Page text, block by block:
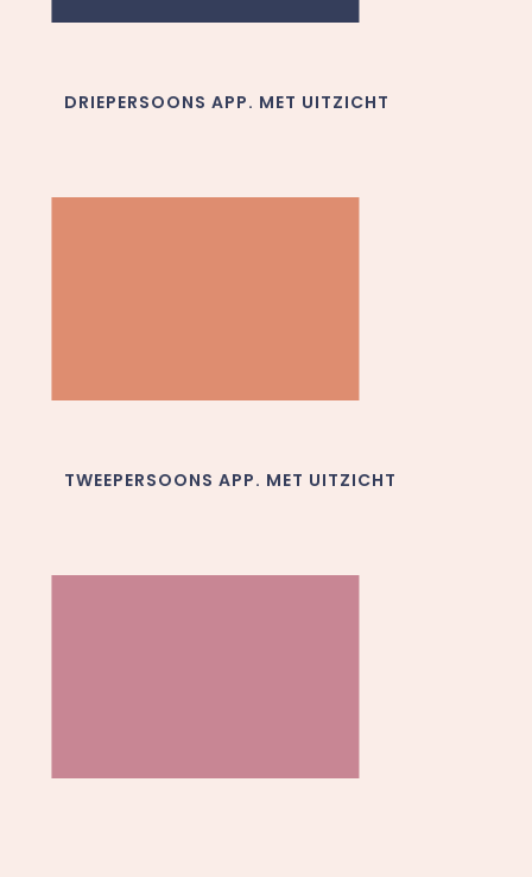
DRIEPERSOONS APP. MET UITZICHT
TWEEPERSOONS APP. MET UITZICHT